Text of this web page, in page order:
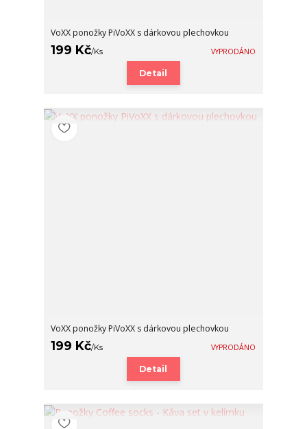
VoXX ponožky PiVoXX s dárkovou plechovkou
199 Kč/Ks VYPRODÁNO
Detail
VoXX ponožky PiVoXX s dárkovou plechovkou
199 Kč/Ks VYPRODÁNO
Detail